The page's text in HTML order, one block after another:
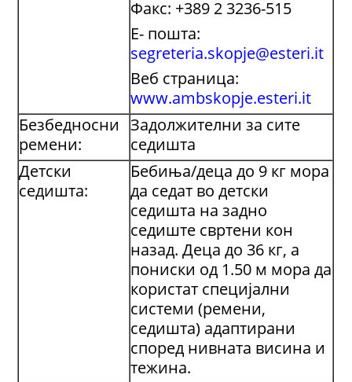
Факс: +389 2 3236-515
Е- пошта:
segreteria.skopje@esteri.it
Веб страница:
www.ambskopje.esteri.it
Безбедносни
ремени:
Задолжителни за сите
седишта
Детски
седишта:
Бебиња/деца до 9 кг мора
да седат во детски
седишта на задно
седиште свртени кон
назад. Деца до 36 кг, а
пониски од 1.50 м мора да
користат специјални
системи (ремени,
седишта) адаптирани
според нивната висина и
тежина.